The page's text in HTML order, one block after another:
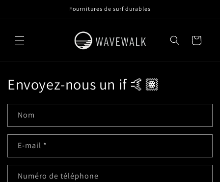
Fournitures de surf durables
Panier
Envoyez-nous un if 🤙🏽
Nom
E-mail *
Numéro de téléphone